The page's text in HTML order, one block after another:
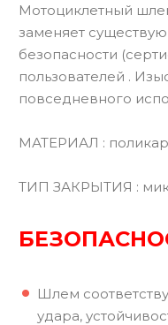
Мотоциклетный
заменяет
безопасности
пользователей .
повседневного
МАТЕРИАЛ :
ТИП ЗАКРЫТИЯ :
Шлем
удара,